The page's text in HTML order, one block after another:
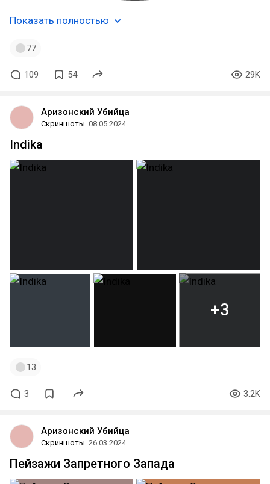
Показать полностью
77
109 54 29K
Аризонский Убийца
Скриншоты 08.05.2024
Indika
+3
13
3 3.2K
Аризонский Убийца
Скриншоты 26.03.2024
Пейзажи Запретного Запада